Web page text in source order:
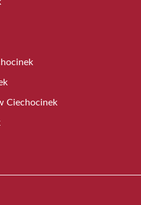
Ciechocinek